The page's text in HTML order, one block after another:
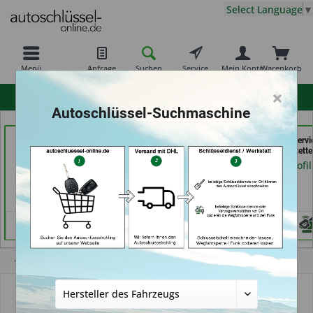
Menü Anfrage Suchen Service Warenkorb
Mein Konto
Select Language ▼
ECU Service
Mobilservice (in
Augsburg)
Händlerprofil
Tayfun 2.0 GmbH (in
Fürth)
Händlerprofil
der Schlüssel
Moos (in
Händlerprofil
Autoschlüssel ohne Funk
×
Autoschlüssel-Suchmaschine